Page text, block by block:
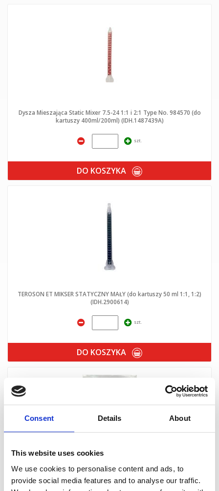
Consent Details About
This website uses cookies
We use cookies to personalise content and ads, to
provide social media features and to analyse our traffic.
Dysza Mieszająca Static Mixer 7.5-24 1:1 i 2:1 Type No. 984570 (do
kartuszy 400ml/200ml) (IDH.1487439A)
szt.
DO KOSZYKA
TEROSON ET MIKSER STATYCZNY MAŁY (do kartuszy 50 ml 1:1, 1:2)
(IDH.2900614)
szt.
DO KOSZYKA
Dysza mieszająca STATMIX czerwona (do kartuszy 50ml 1:1, 1:2) (10
szt/kpl)) (IDH.1487440)